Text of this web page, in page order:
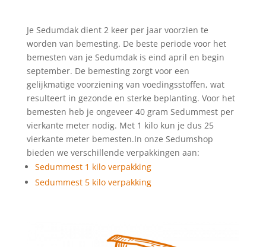
Je Sedumdak dient 2 keer per jaar voorzien te
worden van bemesting. De beste periode voor het
bemesten van je Sedumdak is eind april en begin
september. De bemesting zorgt voor een
gelijkmatige voorziening van voedingsstoffen, wat
resulteert in gezonde en sterke beplanting. Voor het
bemesten heb je ongeveer 40 gram Sedummest per
vierkante meter nodig. Met 1 kilo kun je dus 25
vierkante meter bemesten.In onze Sedumshop
bieden we verschillende verpakkingen aan:
Sedummest 1 kilo verpakking
Sedummest 5 kilo verpakking